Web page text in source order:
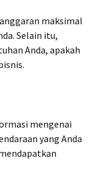
maksimal
Selain itu,
Anda, apakah
mengenai
yang Anda